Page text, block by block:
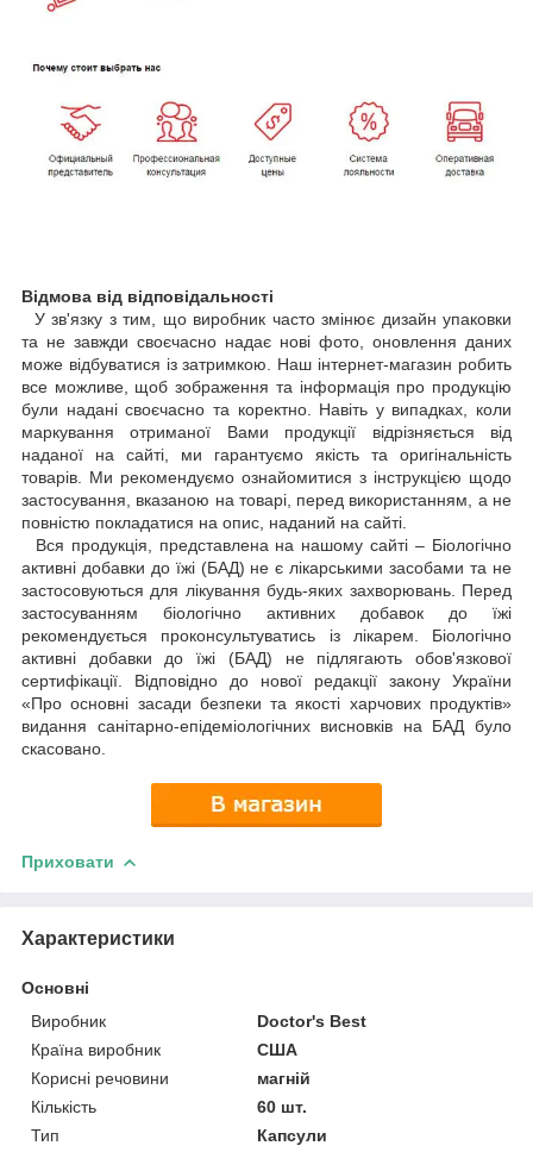
Відмова від відповідальності
У зв'язку з тим, що виробник часто змінює дизайн упаковки
та не завжди своєчасно надає нові фото, оновлення даних
може відбуватися із затримкою. Наш інтернет-магазин робить
все можливе, щоб зображення та інформація про продукцію
були надані своєчасно та коректно. Навіть у випадках, коли
маркування отриманої Вами продукції відрізняється від
наданої на сайті, ми гарантуємо якість та оригінальність
товарів. Ми рекомендуємо ознайомитися з інструкцією щодо
застосування, вказаною на товарі, перед використанням, а не
повністю покладатися на опис, наданий на сайті.
Вся продукція, представлена на нашому сайті – Біологічно
активні добавки до їжі (БАД) не є лікарськими засобами та не
застосовуються для лікування будь-яких захворювань. Перед
застосуванням біологічно активних добавок до їжі
рекомендується проконсультуватись із лікарем. Біологічно
активні добавки до їжі (БАД) не підлягають обов'язкової
сертифікації. Відповідно до нової редакції закону України
«Про основні засади безпеки та якості харчових продуктів»
видання санітарно-епідеміологічних висновків на БАД було
скасовано.
Приховати
Характеристики
Основні
Виробник
Doctor's Best
Країна виробник
США
Корисні речовини
магній
Кількість
60 шт.
Тип
Капсули